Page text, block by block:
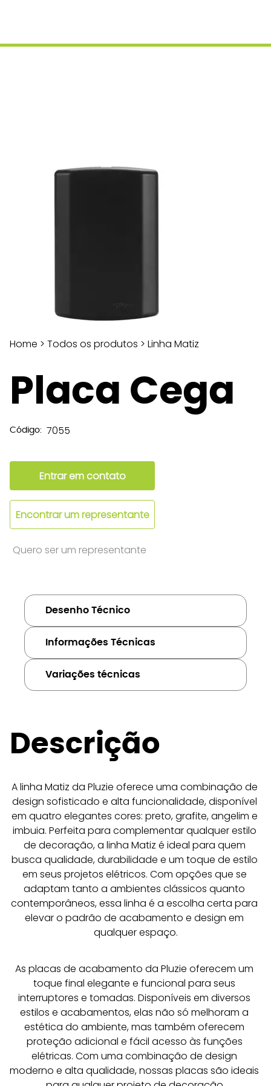
Home > Todos os produtos > Linha Matiz
Placa Cega
Código: 7055
Entrar em contato
Encontrar um representante
Quero ser um representante
Desenho Técnico
Informações Técnicas
Variações técnicas
Descrição
A linha Matiz da Pluzie oferece uma combinação de
design sofisticado e alta funcionalidade, disponível
em quatro elegantes cores: preto, grafite, angelim e
imbuia. Perfeita para complementar qualquer estilo
de decoração, a linha Matiz é ideal para quem
busca qualidade, durabilidade e um toque de estilo
em seus projetos elétricos. Com opções que se
adaptam tanto a ambientes clássicos quanto
contemporâneos, essa linha é a escolha certa para
elevar o padrão de acabamento e design em
qualquer espaço.
As placas de acabamento da Pluzie oferecem um
toque final elegante e funcional para seus
interruptores e tomadas. Disponíveis em diversos
estilos e acabamentos, elas não só melhoram a
estética do ambiente, mas também oferecem
proteção adicional e fácil acesso às funções
elétricas. Com uma combinação de design
moderno e alta qualidade, nossas placas são ideais